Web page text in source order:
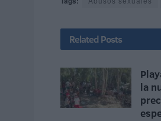
Related Posts
la